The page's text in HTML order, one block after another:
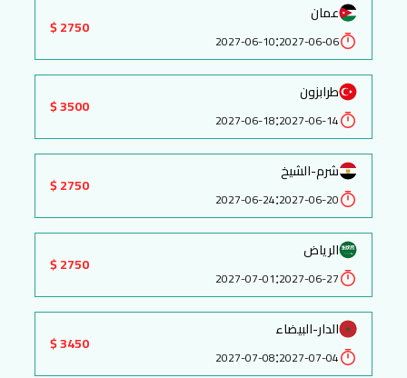
عمان
2027-06-06
:
2027-06-10
2750 $
طرابزون
2027-06-14
:
2027-06-18
3500 $
شرم-الشيخ
2027-06-20
:
2027-06-24
2750 $
الرياض
2027-06-27
:
2027-07-01
2750 $
الدار-البيضاء
2027-07-04
:
2027-07-08
3450 $